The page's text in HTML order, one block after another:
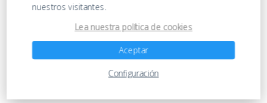
https://ofertasenjuguetes.com/privacy-policy/
Ofertas en Juguetes
nuestros visitantes.
Lea nuestra política de cookies
Aceptar
Configuración